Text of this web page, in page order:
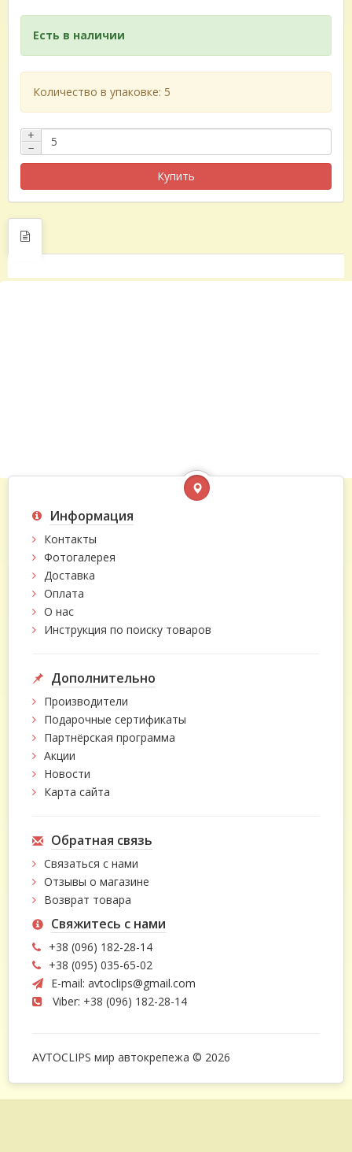
Есть в наличии
Количество в упаковке: 5
+
−
Купить
Информация
Контакты
Фотогалерея
Доставка
Оплата
О нас
Инструкция по поиску товаров
Дополнительно
Производители
Подарочные сертификаты
Партнёрская программа
Акции
Новости
Карта сайта
Обратная связь
Связаться с нами
Отзывы о магазине
Возврат товара
Свяжитесь с нами
+38 (096) 182-28-14
+38 (095) 035-65-02
E-mail: avtoclips@gmail.com
Viber: +38 (096) 182-28-14
AVTOCLIPS мир автокрепежа © 2026